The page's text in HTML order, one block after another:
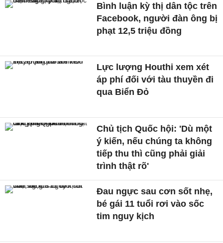
Bình luận kỳ thị dân tộc trên
Facebook, người đàn ông bị
phạt 12,5 triệu đồng
Lực lượng Houthi xem xét
áp phí đối với tàu thuyền đi
qua Biển Đỏ
Chủ tịch Quốc hội: 'Dù một
ý kiến, nếu chúng ta không
tiếp thu thì cũng phải giải
trình thật rõ'
Đau ngực sau cơn sốt nhẹ,
bé gái 11 tuổi rơi vào sốc
tim nguy kịch